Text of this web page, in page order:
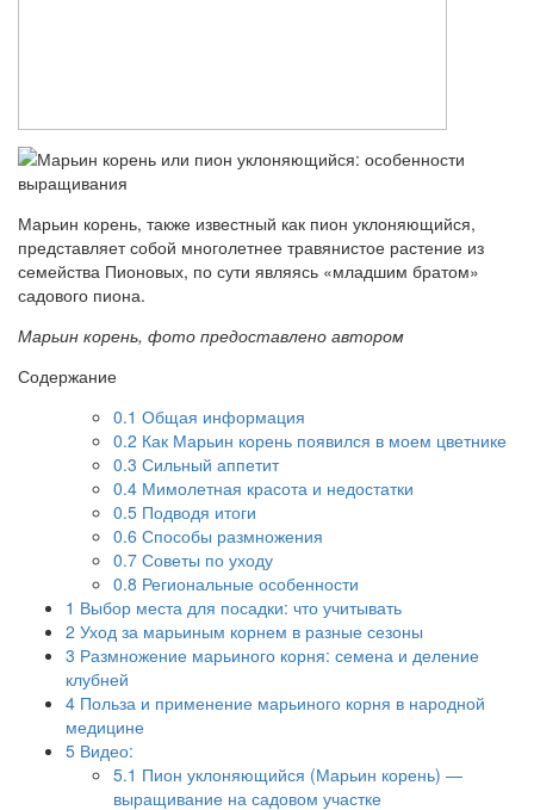
Марьин корень, также известный как пион уклоняющийся,
представляет собой многолетнее травянистое растение из
семейства Пионовых, по сути являясь «младшим братом»
садового пиона.
Марьин корень, фото предоставлено автором
Содержание
0.1 Общая информация
0.2 Как Марьин корень появился в моем цветнике
0.3 Сильный аппетит
0.4 Мимолетная красота и недостатки
0.5 Подводя итоги
0.6 Способы размножения
0.7 Советы по уходу
0.8 Региональные особенности
1 Выбор места для посадки: что учитывать
2 Уход за марьиным корнем в разные сезоны
3 Размножение марьиного корня: семена и деление
клубней
4 Польза и применение марьиного корня в народной
медицине
5 Видео:
5.1 Пион уклоняющийся (Марьин корень) —
выращивание на садовом участке